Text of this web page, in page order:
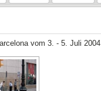
vom 3. - 5. Juli 2004